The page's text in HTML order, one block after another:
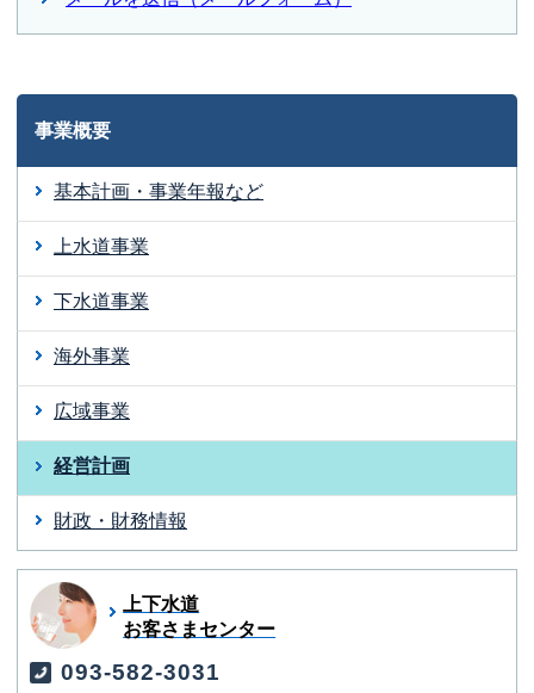
事業概要
基本計画・事業年報など
上水道事業
下水道事業
海外事業
広域事業
経営計画
財政・財務情報
上下水道
お客さまセンター
093-582-3031